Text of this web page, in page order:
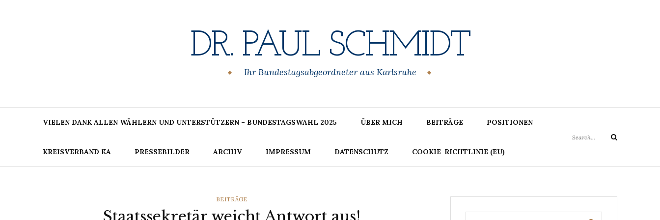
DR. PAUL SCHMIDT
Ihr Bundestagsabgeordneter aus Karlsruhe
VIELEN DANK ALLEN WÄHLERN UND UNTERSTÜTZERN – BUNDESTAGSWAHL 2025 ÜBER MICH BEITRÄGE POSITIONEN
KREISVERBAND KA PRESSEBILDER ARCHIV IMPRESSUM DATENSCHUTZ COOKIE-RICHTLINIE (EU)
Search
CATEGORIES
BEITRÄGE
Staatssekretär weicht Antwort aus!